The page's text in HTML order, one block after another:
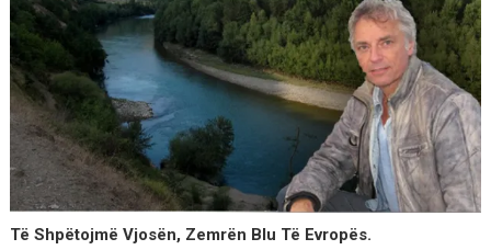
Të Shpëtojmë Vjosën, Zemrën Blu Të Evropës.